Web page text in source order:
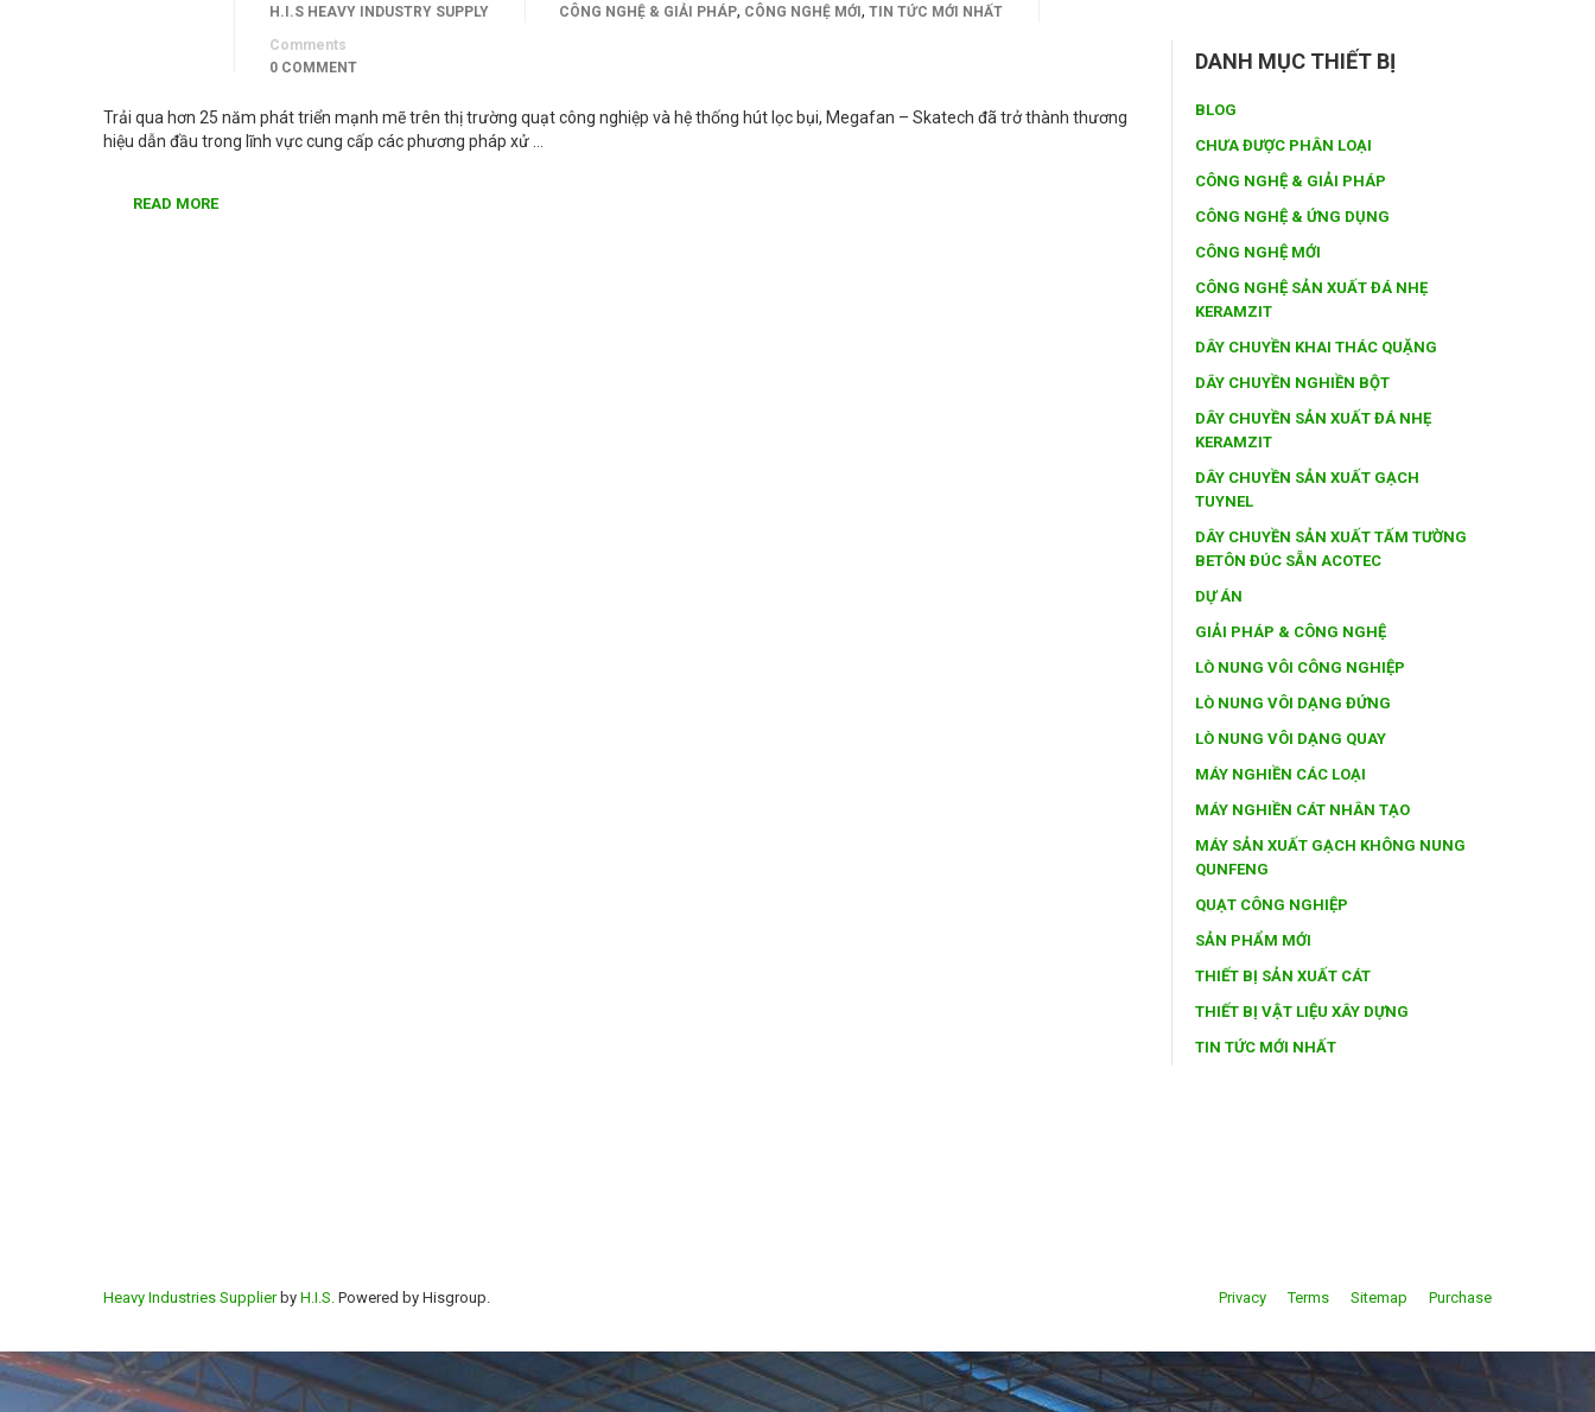
H.I.S HEAVY INDUSTRY SUPPLY
CÔNG NGHỆ & GIẢI PHÁP, CÔNG NGHỆ MỚI , TIN TỨC MỚI NHẤT
Comments
0 COMMENT
Trải qua hơn 25 năm phát triển mạnh mẽ trên thị trường quạt công nghiệp và hệ thống hút lọc bụi, Megafan – Skatech đã trở thành thương
hiệu dẫn đầu trong lĩnh vực cung cấp các phương pháp xử …
READ MORE
DANH MỤC THIẾT BỊ
BLOG
CHƯA ĐƯỢC PHÂN LOẠI
CÔNG NGHỆ & GIẢI PHÁP
CÔNG NGHỆ & ỨNG DỤNG
CÔNG NGHỆ MỚI
CÔNG NGHỆ SẢN XUẤT ĐÁ NHẸ
KERAMZIT
DÂY CHUYỀN KHAI THÁC QUẶNG
DÂY CHUYỀN NGHIỀN BỘT
DÂY CHUYỀN SẢN XUẤT ĐÁ NHẸ
KERAMZIT
DÂY CHUYỀN SẢN XUẤT GẠCH
TUYNEL
DÂY CHUYỀN SẢN XUẤT TẤM TƯỜNG
BETÔN ĐÚC SẴN ACOTEC
DỰ ÁN
GIẢI PHÁP & CÔNG NGHỆ
LÒ NUNG VÔI CÔNG NGHIỆP
LÒ NUNG VÔI DẠNG ĐỨNG
LÒ NUNG VÔI DẠNG QUAY
MÁY NGHIỀN CÁC LOẠI
MÁY NGHIỀN CÁT NHÂN TẠO
MÁY SẢN XUẤT GẠCH KHÔNG NUNG
QUNFENG
QUẠT CÔNG NGHIỆP
SẢN PHẨM MỚI
THIẾT BỊ SẢN XUẤT CÁT
THIẾT BỊ VẬT LIỆU XÂY DỰNG
TIN TỨC MỚI NHẤT
Heavy Industries Supplierby H.I.S. Powered by Hisgroup. Privacy Terms Sitemap Purchase